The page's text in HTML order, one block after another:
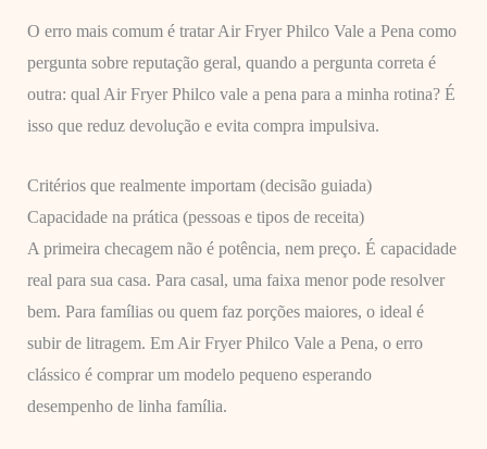
O erro mais comum é tratar Air Fryer Philco Vale a Pena como
pergunta sobre reputação geral, quando a pergunta correta é
outra: qual Air Fryer Philco vale a pena para a minha rotina? É
isso que reduz devolução e evita compra impulsiva.
Critérios que realmente importam (decisão guiada)
Capacidade na prática (pessoas e tipos de receita)
A primeira checagem não é potência, nem preço. É capacidade
real para sua casa. Para casal, uma faixa menor pode resolver
bem. Para famílias ou quem faz porções maiores, o ideal é
subir de litragem. Em Air Fryer Philco Vale a Pena, o erro
clássico é comprar um modelo pequeno esperando
desempenho de linha família.